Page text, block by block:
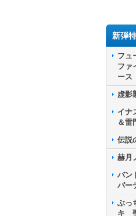
新弾
フュ
ファ
ース
虚影
イナ
＆雷
伝説
赫月
バン
パー
ぶっ
キ